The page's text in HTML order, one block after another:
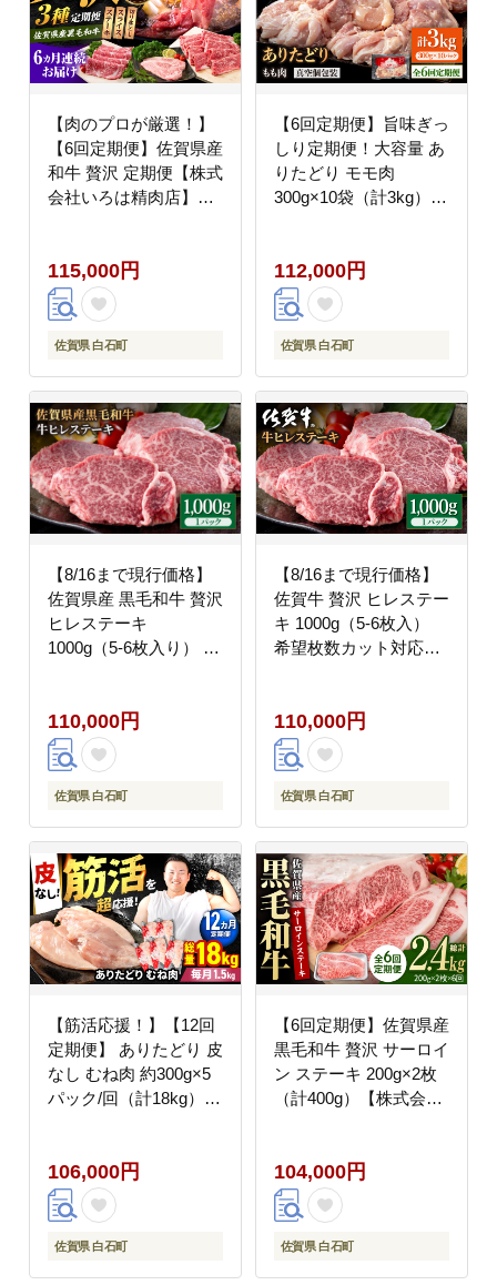
【肉のプロが厳選！】
【6回定期便】佐賀県産
和牛 贅沢 定期便【株式
会社いろは精肉店】佐
115,000円
佐賀県 白石町
【6回定期便】旨味ぎっ
しり定期便！大容量 あ
りたどり モモ肉
300g×10袋（計3kg）
112,000円
佐賀県 白石町
【8/16まで現行価格】
佐賀県産 黒毛和牛 贅沢
ヒレステーキ
1000g（5-6枚入り） 希
店】佐賀産和牛 牛肉
[IAG024]
110,000円
佐賀県 白石町
【8/16まで現行価格】
佐賀牛 贅沢 ヒレステー
キ 1000g（5-6枚入）
希望枚数カット対応可
110,000円
佐賀県 白石町
【筋活応援！】【12回
定期便】 ありたどり 皮
なし むね肉 約300g×5
パック/回（計18kg）
106,000円
佐賀県 白石町
【6回定期便】佐賀県産
黒毛和牛 贅沢 サーロイ
ン ステーキ 200g×2枚
（計400g）【株式会社
104,000円
佐賀県 白石町